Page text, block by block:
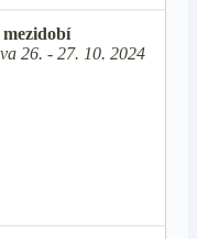
mezidobí
26. - 27. 10. 2024